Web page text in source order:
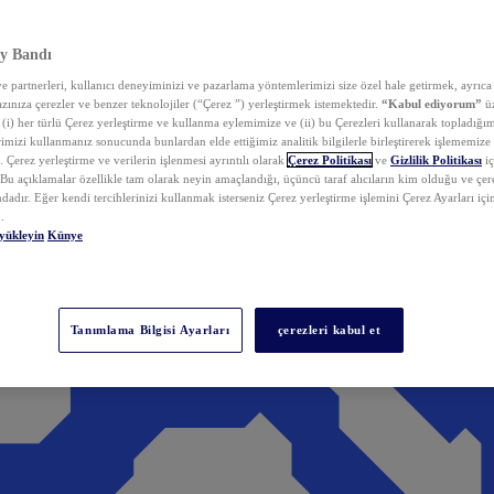
Bandı
partnerleri, kullanıcı deneyiminizi ve pazarlama yöntemlerimizi size özel hale getirmek,
çerezler ve benzer teknolojiler (“Çerez ”) yerleştirmek istemektedir. “Kabul ediyorum”
(i) her türlü Çerez yerleştirme ve kullanma eylemimize ve (ii) bu Çerezleri kullanarak
kullanmanız sonucunda bunlardan elde ettiğimiz analitik bilgilerle birleştirerek işlememize
Çerez yerleştirme ve verilerin işlenmesi ayrıntılı olarak Çerez Politikası ve Gizlilik Politikası
Bu açıklamalar özellikle tam olarak neyin amaçlandığı, üçüncü taraf alıcıların kim olduğu ve
Eğer kendi tercihlerinizi kullanmak isterseniz Çerez yerleştirme işlemini Çerez Ayarları
Künye
Tanımlama Bilgisi Ayarları çerezleri kabul et